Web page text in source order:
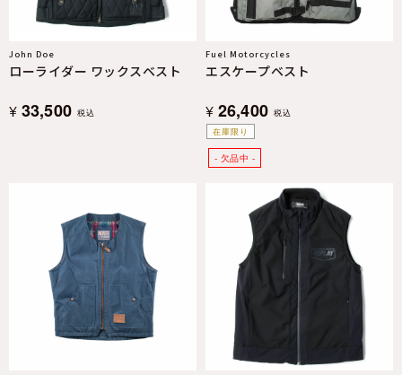
John Doe
ローライダー ワックスベスト
¥ 33,500 税込
在庫限り
Fuel Motorcycles
エスケープベスト
¥ 26,400 税込